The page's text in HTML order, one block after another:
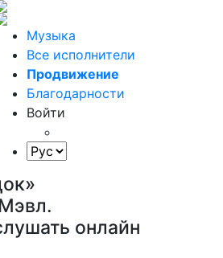
Музыка
Все исполнители
Продвижение
Благодарности
Войти
онлайн